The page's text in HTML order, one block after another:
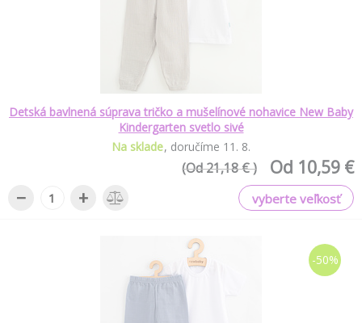
Detská bavlnená súprava tričko a mušelínové nohavice New Baby
Kindergarten svetlo sivé
Na sklade doručíme 11 . 8.
Od 10,59 €
(Od 21,18 € )
− + vyberte veľkosť
-50%